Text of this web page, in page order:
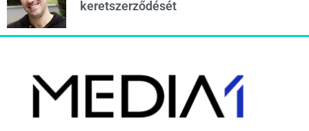
keretszerződését